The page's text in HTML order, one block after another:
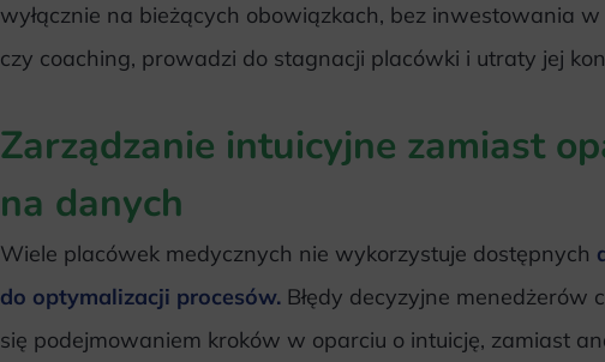
wyłącznie na bieżących obowiązkach, bez inwestowania
czy coaching, prowadzi do stagnacji placówki i utraty jej
Zarządzanie intuicyjne zamiast
na danych
Wiele placówek medycznych nie wykorzystuje dostępnych
do optymalizacji procesów. Błędy decyzyjne menedżerów
się podejmowaniem kroków w oparciu o intuicję, zamiast